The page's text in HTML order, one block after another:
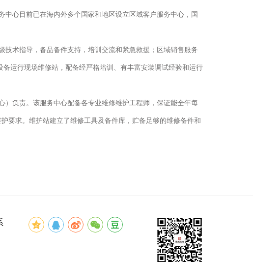
心目前已在海内外多个国家和地区设立区域客户服务中心，国
术指导，备品备件支持，培训交流和紧急救援；区域销售服务
运行现场维修站，配备经严格培训、有丰富安装调试经验和运行
负责。该服务中心配备各专业维修维护工程师，保证能全年每
要求。维护站建立了维修工具及备件库，贮备足够的维修备件和